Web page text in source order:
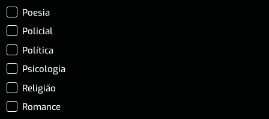
Poesia
Policial
Política
Psicologia
Religião
Romance